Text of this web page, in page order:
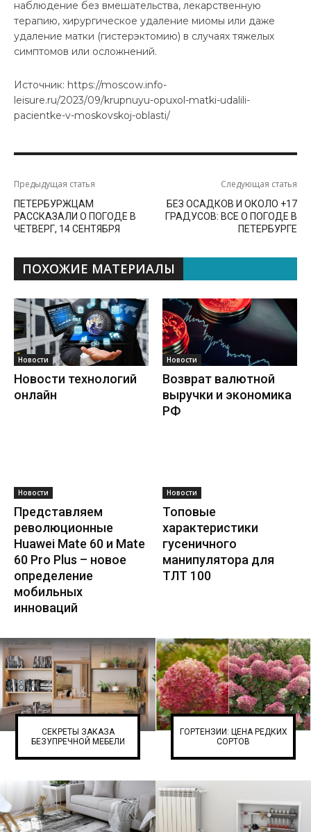
наблюдение без вмешательства, лекарственную
терапию, хирургическое удаление миомы или даже
удаление матки (гистерэктомию) в случаях тяжелых
симптомов или осложнений.
Источник: https://moscow.info-
leisure.ru/2023/09/krupnuyu-opuxol-matki-udalili-
pacientke-v-moskovskoj-oblasti/
Предыдущая статья
ПЕТЕРБУРЖЦАМ
РАССКАЗАЛИ О ПОГОДЕ В
ЧЕТВЕРГ, 14 СЕНТЯБРЯ
Следующая статья
БЕЗ ОСАДКОВ И ОКОЛО +17
ГРАДУСОВ: ВСЕ О ПОГОДЕ В
ПЕТЕРБУРГЕ
ПОХОЖИЕ МАТЕРИАЛЫ
Новости
Новости технологий
онлайн
Новости
Возврат валютной
выручки и экономика
РФ
Новости
Представляем
революционные
Huawei Mate 60 и Mate
60 Pro Plus – новое
определение
мобильных
инноваций
Новости
Топовые
характеристики
гусеничного
манипулятора для
ТЛТ 100
СЕКРЕТЫ ЗАКАЗА
БЕЗУПРЕЧНОЙ МЕБЕЛИ
ГОРТЕНЗИИ: ЦЕНА РЕДКИХ
СОРТОВ